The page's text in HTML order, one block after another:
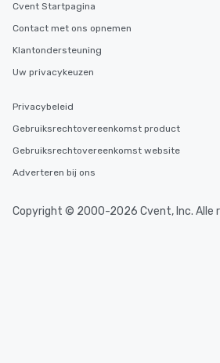
Cvent Startpagina
Contact met ons opnemen
Klantondersteuning
Uw privacykeuzen
Privacybeleid
Gebruiksrechtovereenkomst product
Gebruiksrechtovereenkomst website
Adverteren bij ons
Copyright © 2000-2026 Cvent, Inc. Alle